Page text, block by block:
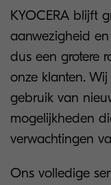
KYOCERA blijft
aanwezigheid en
dus een grotere
onze klanten.
gebruik van
mogelijkheden
verwachtingen
Ons volledige